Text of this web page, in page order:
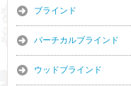
ブラインド
バーチカルブラインド
ウッドブラインド